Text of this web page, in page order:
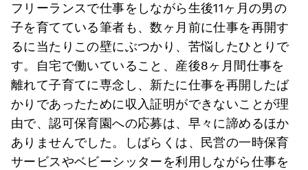
フリーランスで仕事をしながら生後11ヶ月の男の
子を育てている筆者も、数ヶ月前に仕事を再開す
るに当たりこの壁にぶつかり、苦悩したひとりで
す。自宅で働いていること、産後8ヶ月間仕事を
離れて子育てに専念し、新たに仕事を再開したば
かりであったために収入証明ができないことが理
由で、認可保育園への応募は、早々に諦めるほか
ありませんでした。しばらくは、民営の一時保育
サービスやベビーシッターを利用しながら仕事を